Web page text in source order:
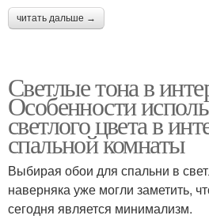
читать дальше →
Светлые тона в
Особенности
светлого цвета в
спальной комнаты
Выбирая обои для спальни в
наверняка уже могли заметить,
сегодня является минимализм.